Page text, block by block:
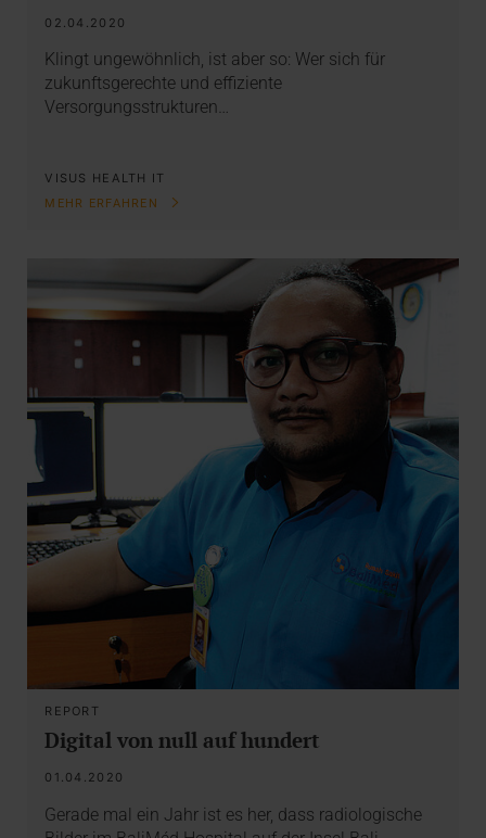
02.04.2020
Klingt ungewöhnlich, ist aber so: Wer sich für
zukunftsgerechte und effiziente
Versorgungsstrukturen…
VISUS HEALTH IT
MEHR ERFAHREN
REPORT
Digital von null auf hundert
01.04.2020
Gerade mal ein Jahr ist es her, dass radiologische